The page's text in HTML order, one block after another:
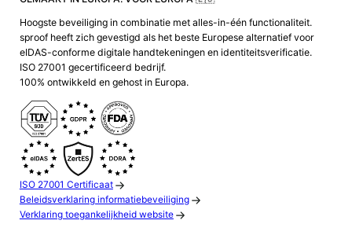
Hoogste beveiliging in combinatie met alles-in-één functionaliteit.
sproof heeft zich gevestigd als het beste Europese alternatief voor
eIDAS-conforme digitale handtekeningen en identiteitsverificatie.
ISO 27001 gecertificeerd bedrijf.
100% ontwikkeld en gehost in Europa.
ISO 27001 Certificaat
Beleidsverklaring informatiebeveiliging
Verklaring toegankelijkheid website